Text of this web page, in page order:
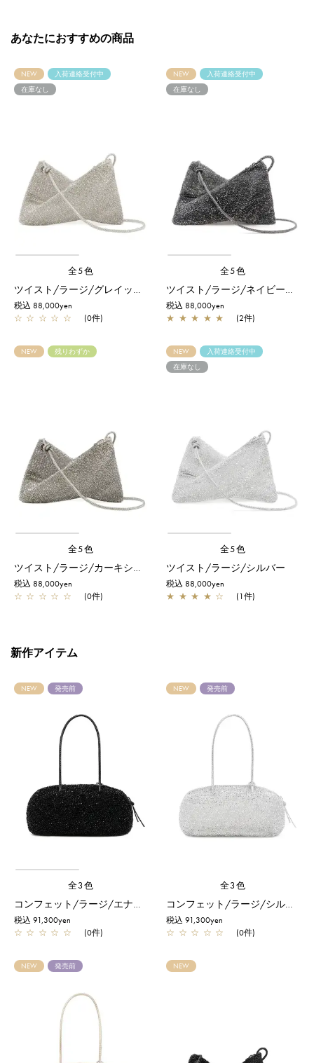
あなたにおすすめの商品
NEW
入荷連絡受付中
在庫なし
全5色
ツイスト/ラージ/グレイッシュホワイトシルバー
税込 88,000yen
☆ ☆ ☆ ☆ ☆ (0件)
NEW
入荷連絡受付中
在庫なし
全5色
ツイスト/ラージ/ネイビーシルバー
税込 88,000yen
★ ★ ★ ★ ★ (2件)
NEW 残りわずか
全5色
ツイスト/ラージ/カーキシルバー
税込 88,000yen
☆ ☆ ☆ ☆ ☆ (0件)
NEW
入荷連絡受付中
在庫なし
全5色
ツイスト/ラージ/シルバー
税込 88,000yen
★ ★ ★ ★ ☆ (1件)
新作アイテム
NEW 発売前
全3色
コンフェット/ラージ/エナメルブラック
税込 91,300yen
☆ ☆ ☆ ☆ ☆ (0件)
NEW 発売前
全3色
コンフェット/ラージ/シルバー
税込 91,300yen
☆ ☆ ☆ ☆ ☆ (0件)
NEW 発売前 NEW